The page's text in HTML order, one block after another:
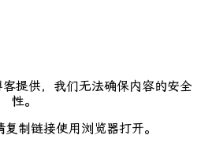
提供，我们无法确保内容的安全
性。
制链接使用浏览器打开。